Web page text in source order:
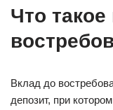
Что
Вклад до
депозит, при